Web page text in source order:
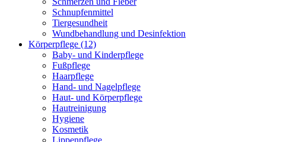
Schnupfenmittel
Tiergesundheit
Wundbehandlung und Desinfektion
Körperpflege (12)
Baby- und Kinderpflege
Fußpflege
Haarpflege
Hand- und Nagelpflege
Haut- und Körperpflege
Hautreinigung
Hygiene
Kosmetik